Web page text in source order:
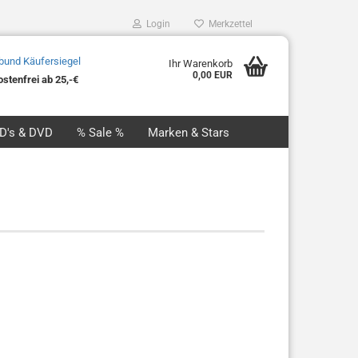
Login Merkzettel
ab 25,-€
Ihr Warenkorb
0,00 EUR
& DVD % Sale % Marken & Stars